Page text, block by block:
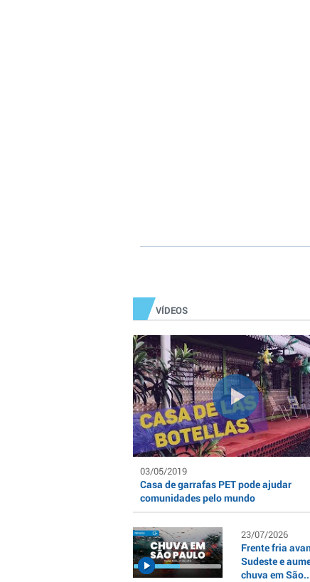
VÍDEOS
03/05/2019
Casa de garrafas PET pode ajudar
comunidades pelo mundo
23/07/2026
Frente fria
Sudeste e
chuva em